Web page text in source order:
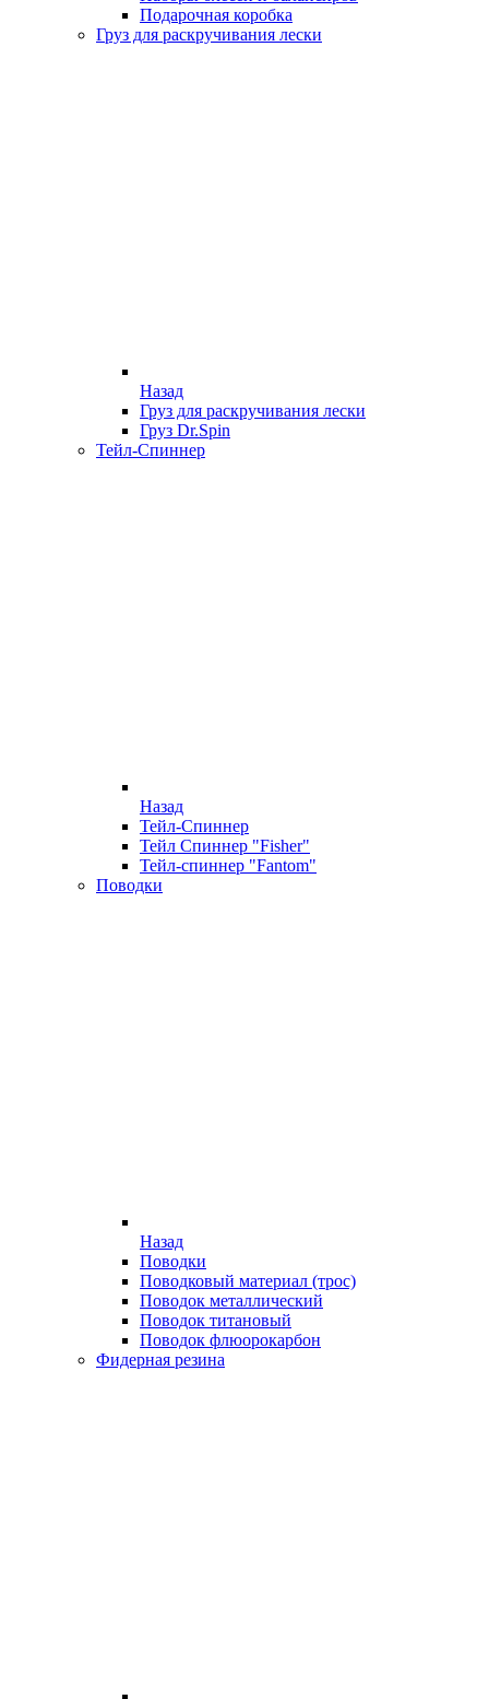
Подарочная коробка
Груз для раскручивания лески
Назад
Груз для раскручивания лески
Груз Dr.Spin
Тейл-Спиннер
Назад
Тейл-Спиннер
Тейл Спиннер "Fisher"
Тейл-спиннер "Fantom"
Поводки
Назад
Поводки
Поводковый материал (трос)
Поводок металлический
Поводок титановый
Поводок флюорокарбон
Фидерная резина